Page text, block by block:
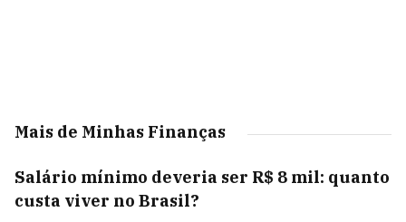
Mais de Minhas Finanças
Salário mínimo deveria ser R$ 8 mil: quanto
custa viver no Brasil?